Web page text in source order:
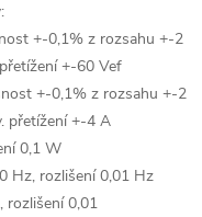
+-0,1% z rozsahu +-2
+-60 Vef
+-0,1% z rozsahu +-2
přetížení +-4 A
0,1 W
Hz, rozlišení 0,01 Hz
rozlišení 0,01